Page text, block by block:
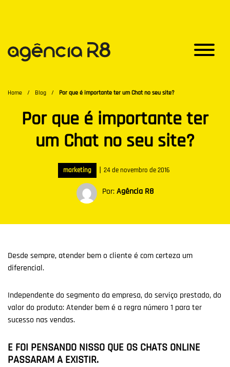
Home / Blog / Por que é importante ter um Chat no seu site?
Por que é importante ter
um Chat no seu site?
marketing | 24 de novembro de 2016
Por:Agência R8
Desde sempre, atender bem o cliente é com certeza um
diferencial.
Independente do segmento da empresa, do serviço prestado, do
valor do produto: Atender bem é a regra número 1 para ter
sucesso nas vendas.
E FOI PENSANDO NISSO QUE OS CHATS ONLINE
PASSARAM A EXISTIR.